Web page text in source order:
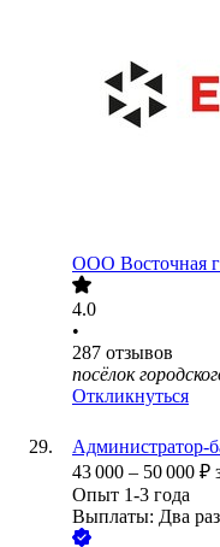
ООО Восточная
4.0
•
287 отзывов
посёлок
Откликнуться
Администратор-
43 000 – 50 000 ₽
Опыт 1-3 года
Выплаты: Два